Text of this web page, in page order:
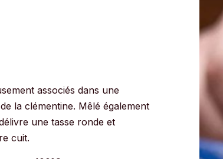
associés dans une
la clémentine. Mêlé également
une tasse ronde et
cuit.